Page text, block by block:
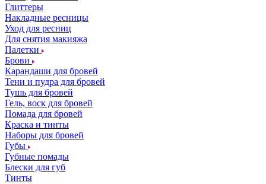
Глиттеры
Накладные ресницы
Уход для ресниц
Для снятия макияжа
Палетки
Брови
Карандаши для бровей
Тени и пудра для бровей
Тушь для бровей
Гель, воск для бровей
Помада для бровей
Краска и тинты
Наборы для бровей
Губы
Губные помады
Блески для губ
Тинты